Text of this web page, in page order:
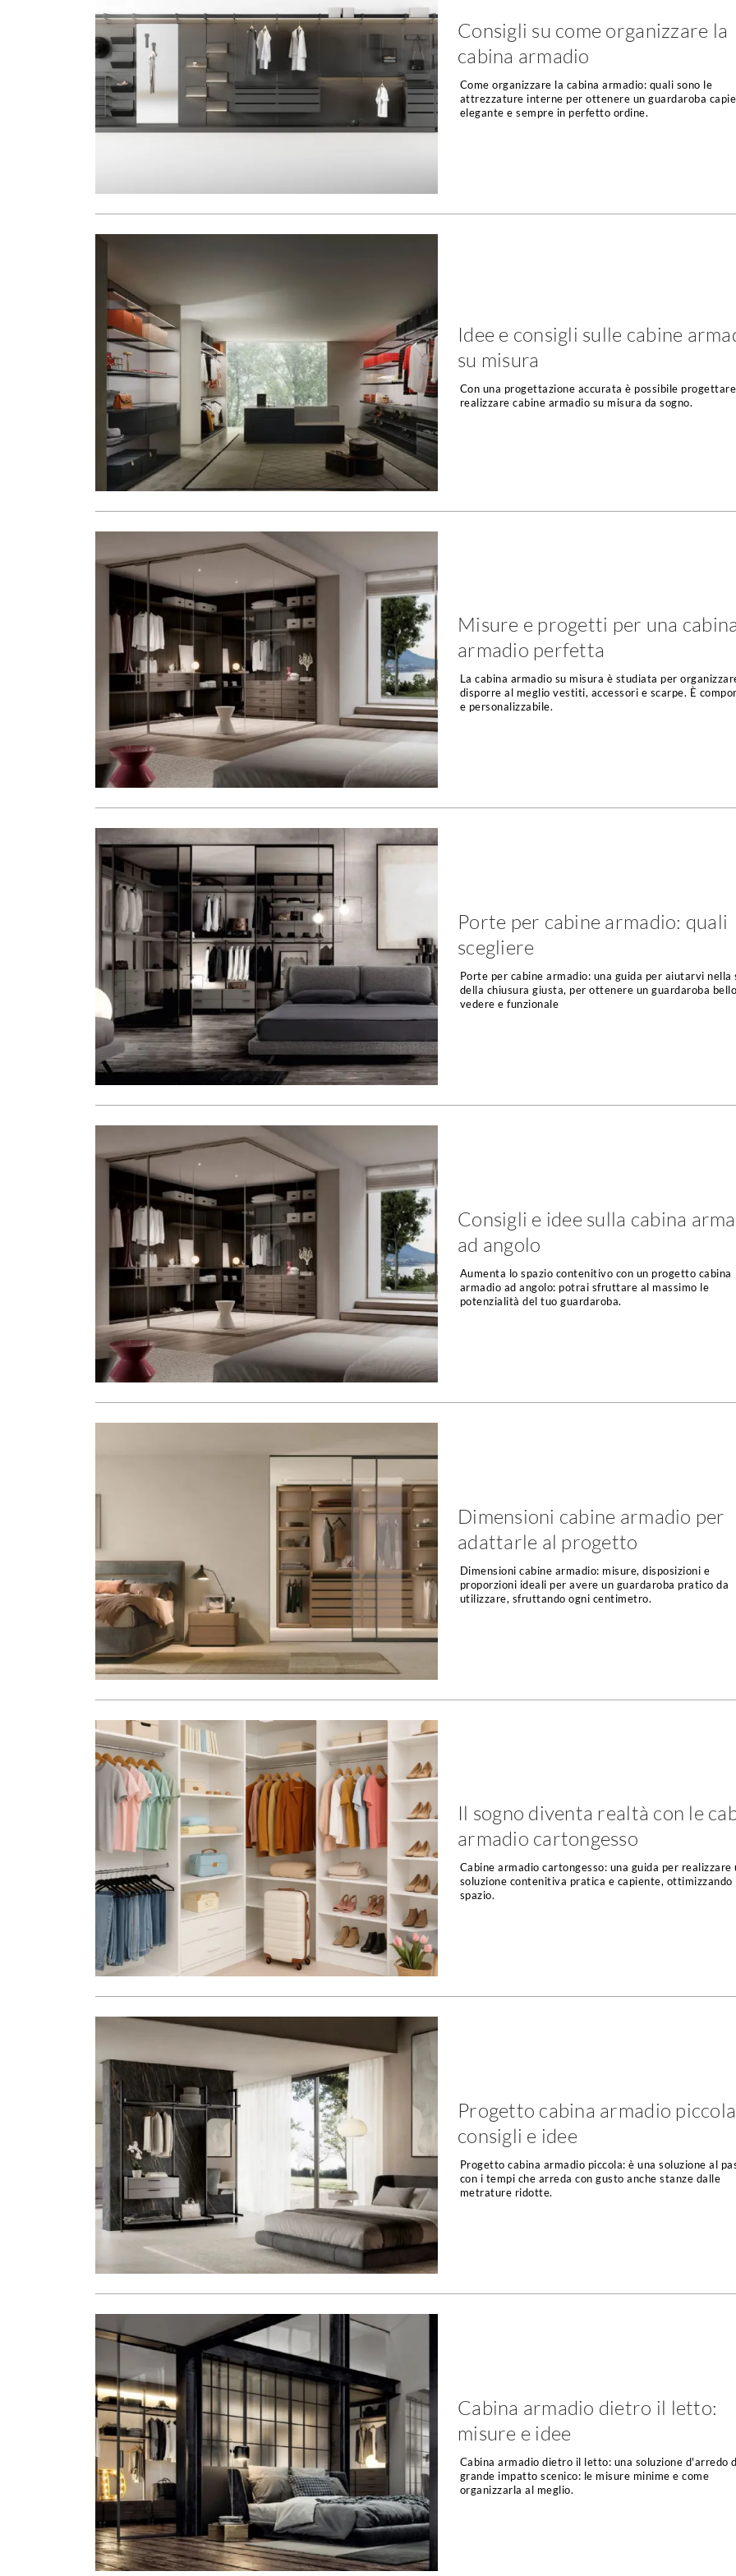
Consigli su come organizzare la
cabina armadio
Come organizzare la cabina armadio: quali sono le
attrezzature interne per ottenere un guardaroba
elegante e sempre in perfetto ordine.
Idee e consigli sulle cabine
su misura
Con una progettazione accurata è possibile
realizzare cabine armadio su misura da sogno.
Misure e progetti per una
armadio perfetta
La cabina armadio su misura è studiata per
disporre al meglio vestiti, accessori e scarpe. È
e personalizzabile.
Porte per cabine armadio: quali
scegliere
Porte per cabine armadio: una guida per aiutarvi nella
della chiusura giusta, per ottenere un guardaroba
vedere e funzionale
Consigli e idee sulla cabina
ad angolo
Aumenta lo spazio contenitivo con un progetto cabina
armadio ad angolo: potrai sfruttare al massimo le
potenzialità del tuo guardaroba.
Dimensioni cabine armadio per
adattarle al progetto
Dimensioni cabine armadio: misure, disposizioni e
proporzioni ideali per avere un guardaroba pratico da
utilizzare, sfruttando ogni centimetro.
Il sogno diventa realtà con le
armadio cartongesso
Cabine armadio cartongesso: una guida per realizzare
soluzione contenitiva pratica e capiente, ottimizzando
spazio.
Progetto cabina armadio
consigli e idee
Progetto cabina armadio piccola: è una soluzione al
con i tempi che arreda con gusto anche stanze dalle
metrature ridotte.
Cabina armadio dietro il letto:
misure e idee
Cabina armadio dietro il letto: una soluzione d'arredo
grande impatto scenico: le misure minime e come
organizzarla al meglio.